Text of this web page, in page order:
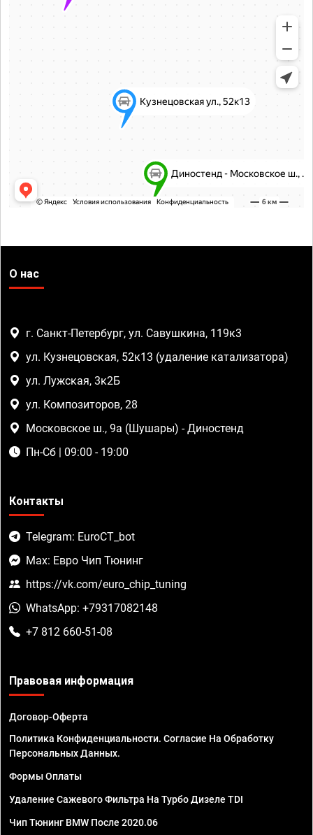
О нас
г. Санкт-Петербург, ул. Савушкина, 119к3
ул. Кузнецовская, 52к13 (удаление катализатора)
ул. Лужская, 3к2Б
ул. Композиторов, 28
Московское ш., 9а (Шушары) - Диностенд
Пн-Сб | 09:00 - 19:00
Контакты
Telegram: EuroCT_bot
Max: Евро Чип Тюнинг
https://vk.com/euro_chip_tuning
WhatsApp: +79317082148
+7 812 660-51-08
Правовая информация
Договор-Оферта
Политика Конфиденциальности. Согласие На Обработку
Персональных Данных.
Формы Оплаты
Удаление Сажевого Фильтра На Турбо Дизеле TDI
Чип Тюнинг BMW После 2020.06